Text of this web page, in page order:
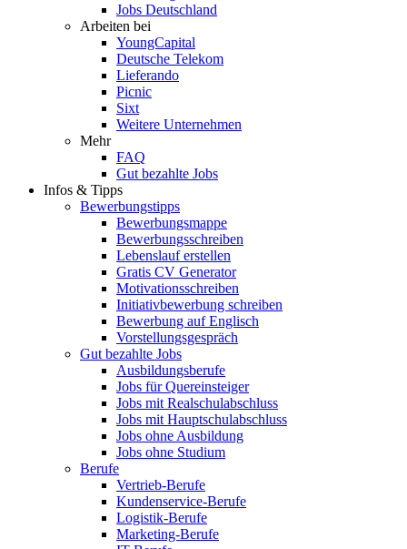
Jobs Deutschland
Arbeiten bei
YoungCapital
Deutsche Telekom
Lieferando
Picnic
Sixt
Weitere Unternehmen
Mehr
FAQ
Gut bezahlte Jobs
Infos & Tipps
Bewerbungstipps
Bewerbungsmappe
Bewerbungsschreiben
Lebenslauf erstellen
Gratis CV Generator
Motivationsschreiben
Initiativbewerbung schreiben
Bewerbung auf Englisch
Vorstellungsgespräch
Gut bezahlte Jobs
Ausbildungsberufe
Jobs für Quereinsteiger
Jobs mit Realschulabschluss
Jobs mit Hauptschulabschluss
Jobs ohne Ausbildung
Jobs ohne Studium
Berufe
Vertrieb-Berufe
Kundenservice-Berufe
Logistik-Berufe
Marketing-Berufe